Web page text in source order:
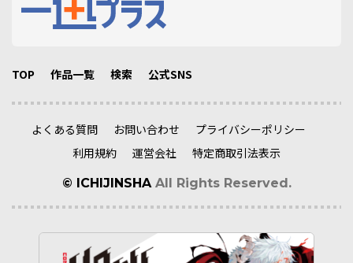
TOP 作品一覧 検索 公式SNS
よくある質問 お問い合わせ
プライバシーポリシー
利用規約
運営会社 特定商取引法表示
© ICHIJINSHA All Rights Reserved.